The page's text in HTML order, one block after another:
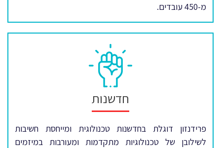
מ-450 עובדים.
חדשנות
פרידנזון דוגלת בחדשנות טכנולוגית ומייחסת חשיבות
לשילובן של טכנולוגיות מתקדמות ומעורבות במיזמים